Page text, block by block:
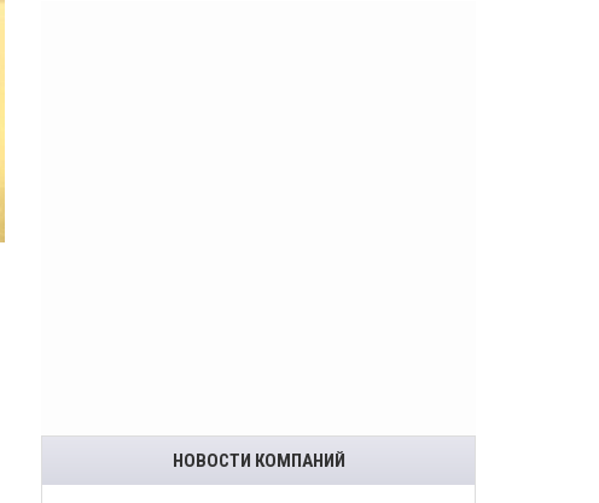
НОВОСТИ КОМПАНИЙ